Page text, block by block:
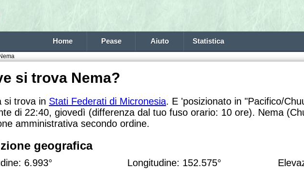
Home Pease Aiuto Statistica
si trova Nema?
si trova in Stati Federati di Micronesia. E 'posizionato in "Pacifico/
di 22:40, giovedì (differenza dal tuo fuso orario: 10 ore). Nema
amministrativa secondo ordine.
geografica
6.993° Longitudine: 152.575°